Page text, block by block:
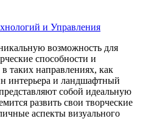
и Управления
возможность для
способности и
таких направлениях, как
интерьера и ландшафтный
собой идеальную
развить свои творческие
аспекты визуального